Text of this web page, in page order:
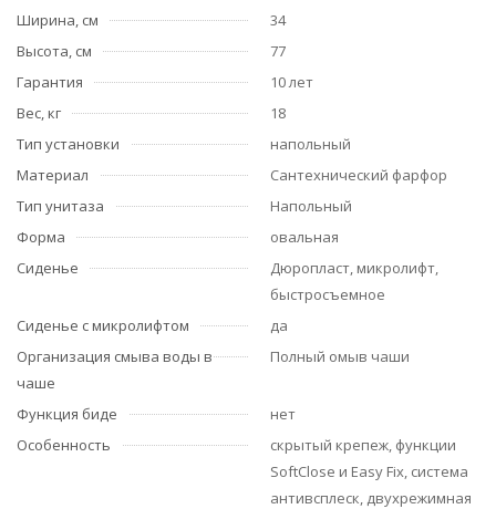
Ширина, см
34
Высота, см
77
Гарантия
10 лет
Вес, кг
18
Тип установки
напольный
Материал
Сантехнический фарфор
Тип унитаза
Напольный
Форма
овальная
Сиденье
Дюропласт, микролифт,
быстросъемное
Сиденье с микролифтом
да
Организация смыва воды в
чаше
Полный омыв чаши
Функция биде
нет
Особенность
скрытый крепеж, функции
SoftClose и Easy Fix, система
антивсплеск, двухрежимная